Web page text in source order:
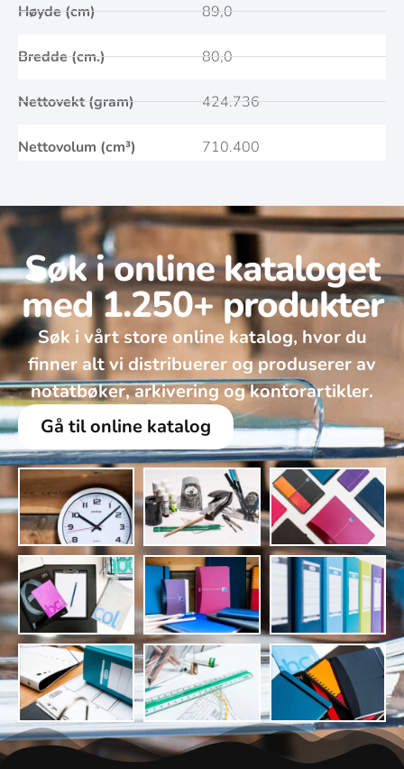
Høyde (cm)
Bredde (cm.)
Nettovekt (gram)
Nettovolum (cm³)
89,0
80,0
424.736
710.400
Søk i online kataloget
med 1.250+ produkter
Søk i vårt store online katalog, hvor du
finner alt vi distribuerer og produserer av
notatbøker, arkivering og kontorartikler.
Gå til online katalog